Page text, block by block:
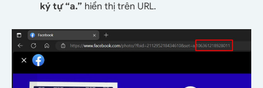
ký tự “a.” hiển thị trên URL.